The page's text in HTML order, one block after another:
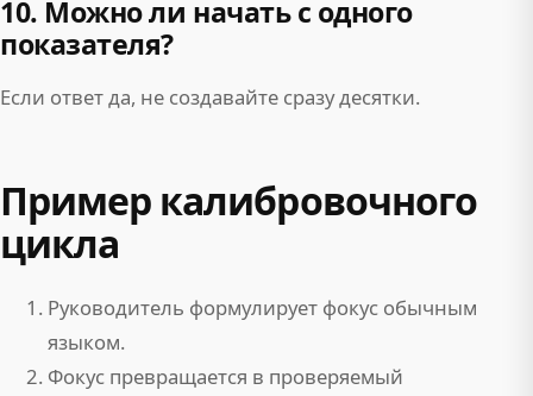
10. Можно ли начать с одного
показателя?
Если ответ да, не создавайте сразу десятки.
Пример калибровочного
цикла
Руководитель формулирует фокус обычным
языком.
Фокус превращается в проверяемый